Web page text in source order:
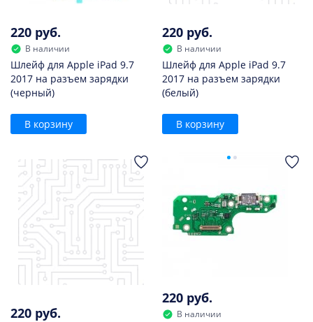
220 руб.
В наличии
Шлейф для Apple iPad 9.7
2017 на разъем зарядки
(черный)
В корзину
220 руб.
В наличии
Шлейф для Apple iPad 9.7
2017 на разъем зарядки
(белый)
В корзину
220 руб.
220 руб.
В наличии